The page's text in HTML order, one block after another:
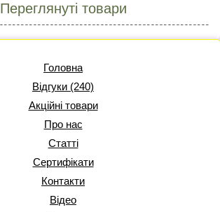
Переглянуті товари
Головна
Відгуки (240)
Акційні товари
Про нас
Статті
Сертифікати
Контакти
Відео